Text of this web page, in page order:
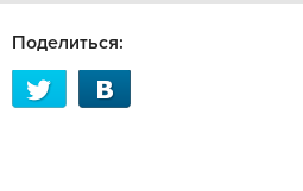
Поделиться: